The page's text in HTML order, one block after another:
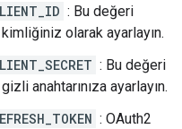
: Bu değeri
olarak ayarlayın.
: Bu değeri
anahtarınıza ayarlayın.
: OAuth2